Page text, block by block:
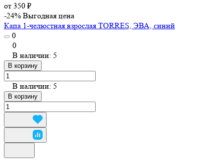
от 350 ₽
-24% Выгодная цена
Капа 1-челюстная взрослая TORRES, ЭВА, синий
0
0
В наличии: 5
В корзину
В наличии: 5
В корзину